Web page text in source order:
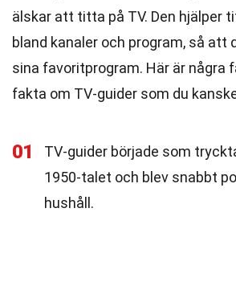
älskar att titta på TV. Den hjälper
bland kanaler och program, så att
sina favoritprogram. Här är några
fakta om TV-guider som du
01
TV-guider började som
1950-talet och blev snabbt
hushåll.